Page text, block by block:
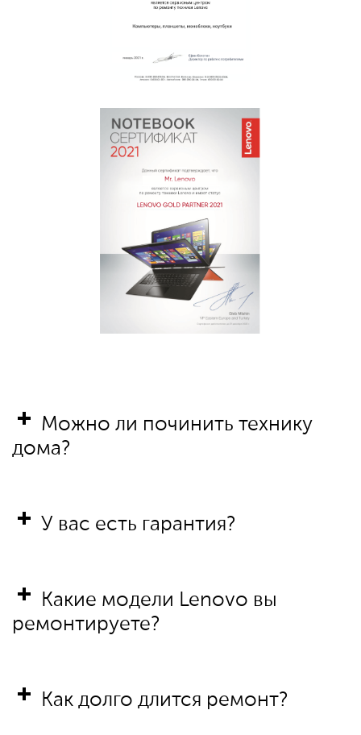
Можно ли починить технику
дома?
У вас есть гарантия?
Какие модели Lenovo вы
ремонтируете?
Как долго длится ремонт?